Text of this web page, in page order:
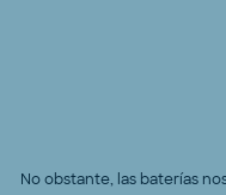
No obstante, las baterías